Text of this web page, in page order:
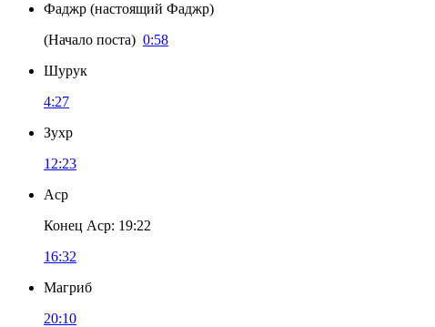
Фаджр (настоящий Фаджр)
(Начало поста) 0:58
Шурук
4:27
Зухр
12:23
Аср
Конец Аср: 19:22
16:32
Магриб
20:10